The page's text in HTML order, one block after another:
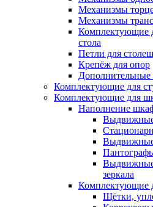
Механизмы
Механизмы
Комплектующие
стола
Петли для
Крепёж для опор
Комплектующие для
Комплектующие для
Наполнение
Выдвижные
зеркала
Комплектующие
Щётки,